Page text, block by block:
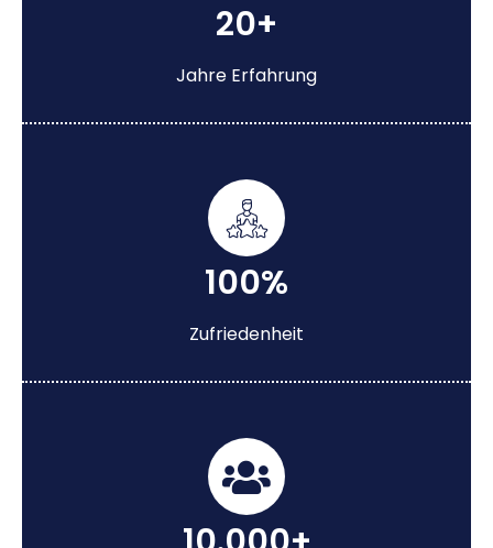
20+
Jahre Erfahrung
100%
Zufriedenheit